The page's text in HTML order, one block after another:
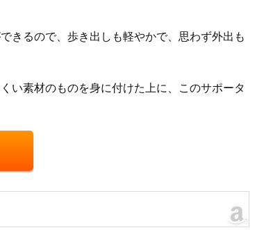
きるので、歩き出しも軽やかで、思わず外出も
い素材のものを身に付けた上に、このサポータ